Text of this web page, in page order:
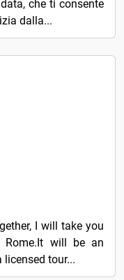
che ti consente
dalla...
I will take you
will be an
tour...